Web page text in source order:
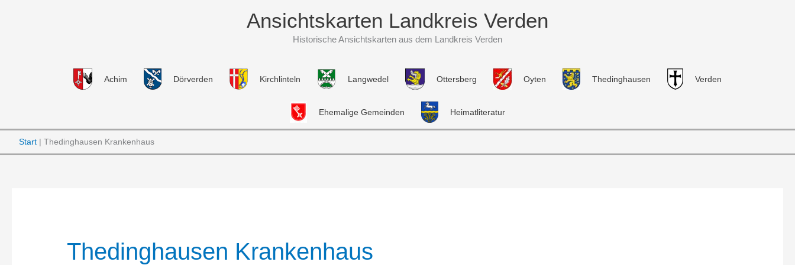
Ansichtskarten Landkreis Verden
Historische Ansichtskarten aus dem Landkreis Verden
Achim Dörverden Kirchlinteln Langwedel Ottersberg Oyten Thedinghausen Verden
Ehemalige Gemeinden Heimatliteratur
Start Thedinghausen Krankenhaus
Thedinghausen Krankenhaus